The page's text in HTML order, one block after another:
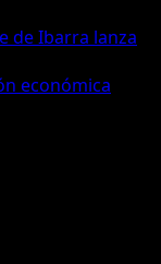
de Ibarra lanza
económica